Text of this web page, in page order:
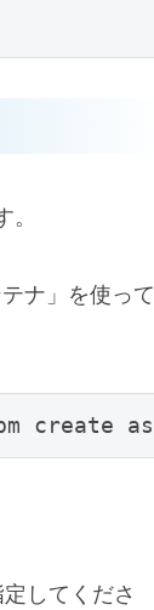
ナ」を使って
してくださ